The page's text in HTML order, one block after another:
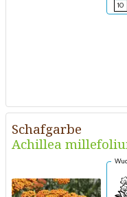
10
Schafgarbe
Achillea